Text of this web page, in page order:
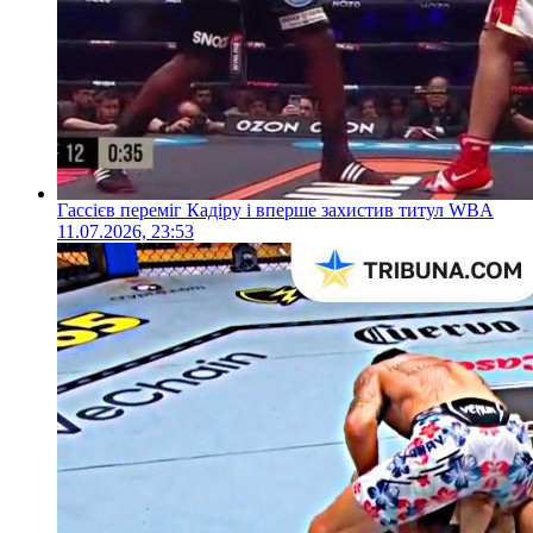
Гассієв переміг Кадіру і вперше захистив титул WBA
11.07.2026, 23:53